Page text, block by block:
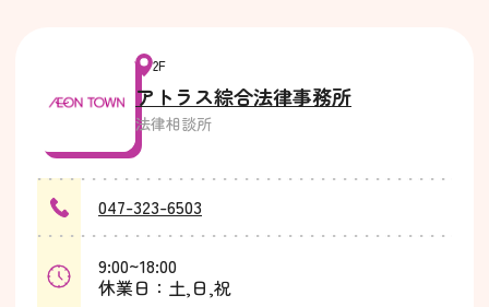
2F
アトラス綜合法律事務所
法律相談所
047-323-6503
9:00~18:00
休業日：土,日,祝